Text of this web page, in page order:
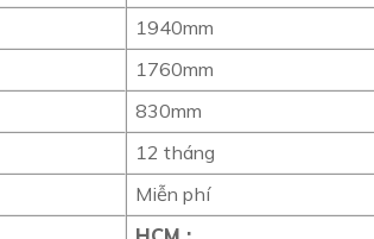
1940mm
1760mm
830mm
12 tháng
Miễn phí